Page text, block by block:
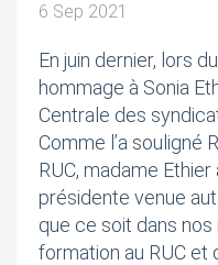
6 Sep 2021
En juin dernier, lors
hommage à Sonia
Centrale des
Comme l’a souligné
RUC, madame
présidente venue
que ce soit dans
formation au RUC et